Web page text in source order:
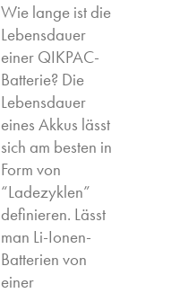
Wie lange ist die
Lebensdauer
einer QIKPAC-
Batterie? Die
Lebensdauer
eines Akkus lässt
sich am besten in
Form von
“Ladezyklen”
definieren. Lässt
man Li-Ionen-
Batterien von
einer